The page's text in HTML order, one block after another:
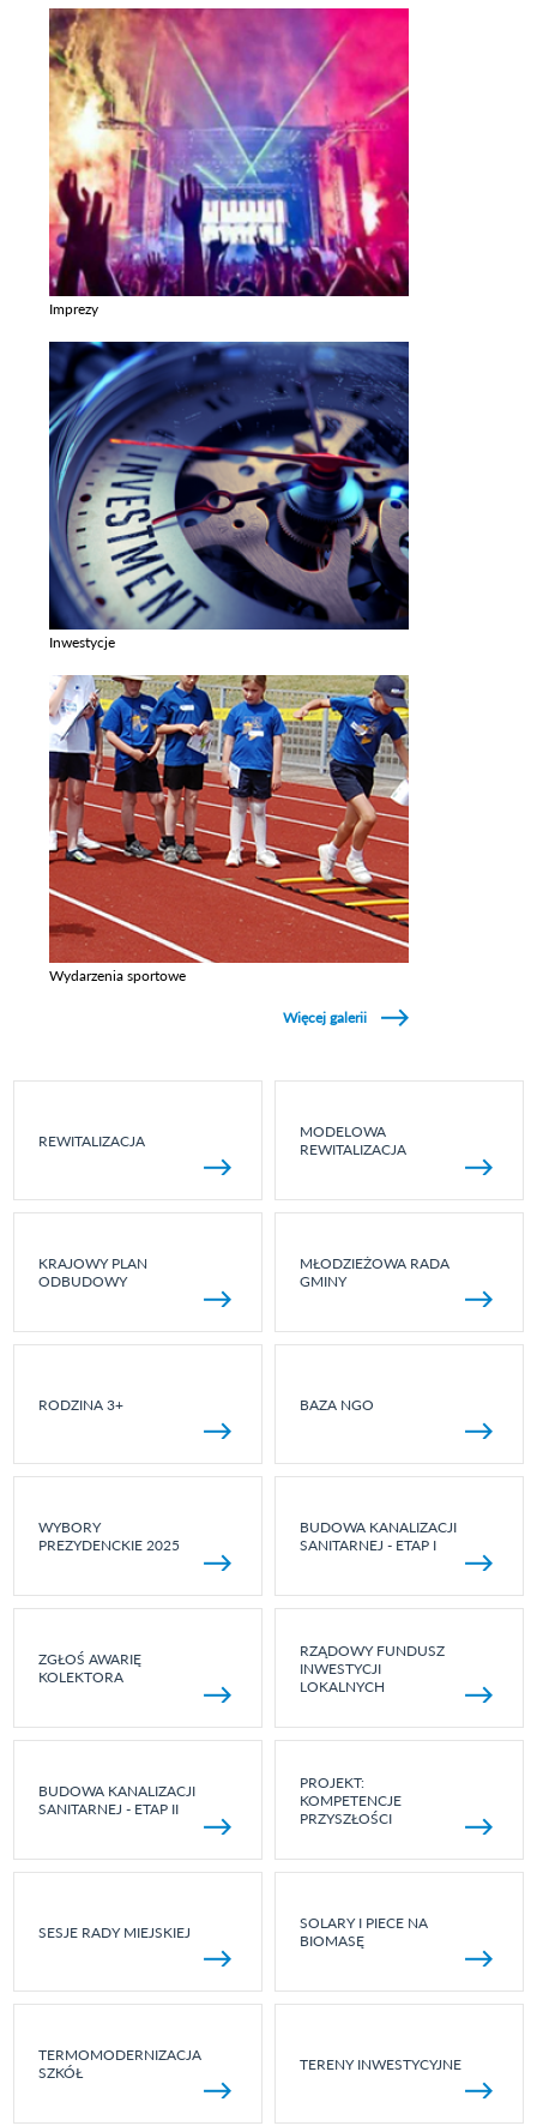
Imprezy
Inwestycje
Wydarzenia sportowe
Więcej galerii
REWITALIZACJA
MODELOWA
REWITALIZACJA
KRAJOWY PLAN
ODBUDOWY
MŁODZIEŻOWA RADA
GMINY
RODZINA 3+ BAZA NGO
WYBORY
PREZYDENCKIE 2025
BUDOWA KANALIZACJI
SANITARNEJ - ETAP I
ZGŁOŚ AWARIĘ
KOLEKTORA
RZĄDOWY FUNDUSZ
INWESTYCJI
LOKALNYCH
BUDOWA KANALIZACJI
SANITARNEJ - ETAP II
PROJEKT:
KOMPETENCJE
PRZYSZŁOŚCI
SESJE RADY MIEJSKIEJ
SOLARY I PIECE NA
BIOMASĘ
TERMOMODERNIZACJA
SZKÓŁ
TERENY INWESTYCYJNE